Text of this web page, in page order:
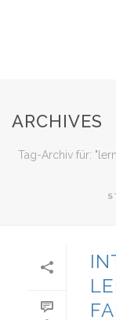
ARCHIVES
Tag-Archiv für: